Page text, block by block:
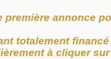
première annonce
totalement
à cliquer